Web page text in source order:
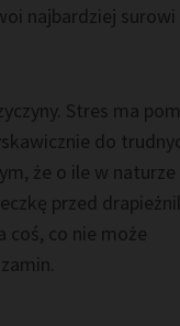
najbardziej surowi
Stres ma
do
że o ile w naturze
przed
coś, co nie może